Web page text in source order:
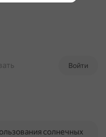
Войти
солнечных